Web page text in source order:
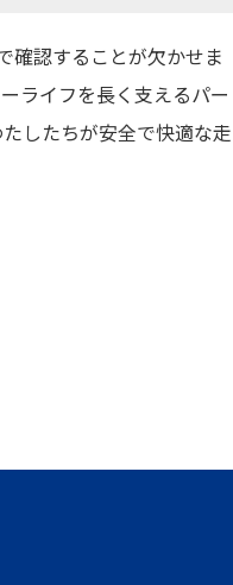
確認することが欠かせま
ライフを長く支えるパー
したちが安全で快適な走